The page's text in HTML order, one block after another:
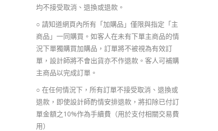
均不接受取消、退換或退款。
○ 請知道網頁內所有「加購品」僅限與指定「主
商品」一同購買。如客人在未有下單主商品的情
況下單獨購買加購品，訂單將不被視為有效訂
單，設計師將不會出貨亦不作退款。客人可補購
主商品以完成訂單。
○ 在任何情況下，所有訂單不接受取消、退換或
退款，即使設計師酌情安排退款，將扣除已付訂
單金額之10%作為手續費（用於支付相關交易費
用）